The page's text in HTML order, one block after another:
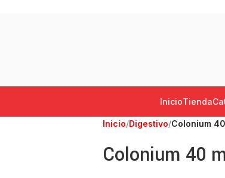
InicioTienda
Inicio/Digestivo/Colonium
Colonium 40